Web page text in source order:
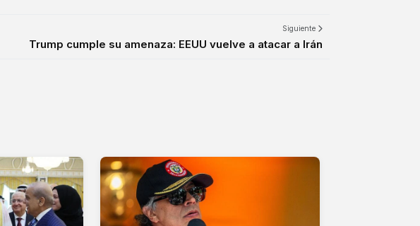
Siguiente
Trump cumple su amenaza: EEUU vuelve a atacar a Irán